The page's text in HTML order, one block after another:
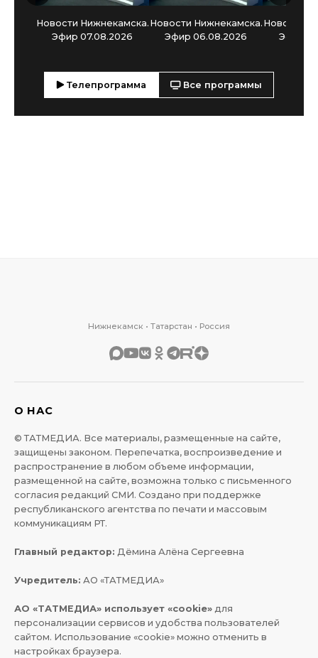
Новости Нижнекамска.
Эфир 07.08.2026
Новости Нижнекамска.
Эфир 06.08.2026
Новости
Эфир
Телепрограмма Все программы
Нижнекамск • Татарстан • Россия
О НАС
© ТАТМЕДИА. Все материалы, размещенные на сайте,
защищены законом. Перепечатка, воспроизведение и
распространение в любом объеме информации,
размещенной на сайте, возможна только с письменного
согласия редакций СМИ. Создано при поддержке
республиканского агентства по печати и массовым
коммуникациям РТ.
Главный редактор: Дёмина Алёна Сергеевна
Учредитель: АО «ТАТМЕДИА»
АО «ТАТМЕДИА» использует «cookie» для
персонализации сервисов и удобства пользователей
сайтом. Использование «cookie» можно отменить в
настройках браузера.